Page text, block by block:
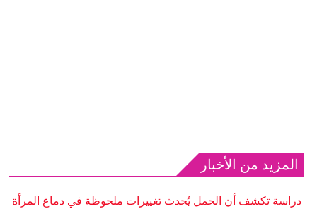
المزيد من الأخبار
دراسة تكشف أن الحمل يُحدث تغييرات ملحوظة في دماغ المرأة